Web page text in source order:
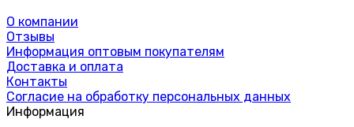
О компании
Отзывы
Информация оптовым покупателям
Доставка и оплата
Контакты
Согласие на обработку персональных данных
Информация